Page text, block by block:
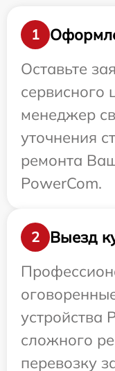
1
Оставьте
сервисного
менеджер
уточнения
ремонта
PowerCom.
2
Выезд
устройства
сложного
перевозку